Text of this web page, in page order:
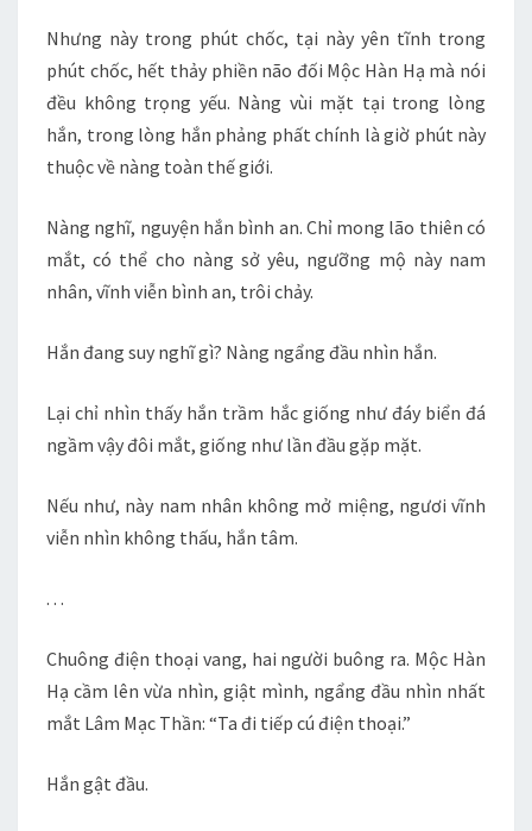
Nhưng này trong phút chốc, tại này yên tĩnh trong
phút chốc, hết thảy phiền não đối Mộc Hàn Hạ mà nói
đều không trọng yếu. Nàng vùi mặt tại trong lòng
hắn, trong lòng hắn phảng phất chính là giờ phút này
thuộc về nàng toàn thế giới.
Nàng nghĩ, nguyện hắn bình an. Chỉ mong lão thiên có
mắt, có thể cho nàng sở yêu, ngưỡng mộ này nam
nhân, vĩnh viễn bình an, trôi chảy.
Hắn đang suy nghĩ gì? Nàng ngẩng đầu nhìn hắn.
Lại chỉ nhìn thấy hắn trầm hắc giống như đáy biển đá
ngầm vậy đôi mắt, giống như lần đầu gặp mặt.
Nếu như, này nam nhân không mở miệng, ngươi vĩnh
viễn nhìn không thấu, hắn tâm.
. . .
Chuông điện thoại vang, hai người buông ra. Mộc Hàn
Hạ cầm lên vừa nhìn, giật mình, ngẩng đầu nhìn nhất
mắt Lâm Mạc Thần: “Ta đi tiếp cú điện thoại.”
Hắn gật đầu.